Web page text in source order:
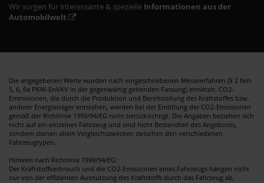
Wir sorgen für interessante & spezielle Informationen aus der
Automobilwelt
Die angegebenen Werte wurden nach vorgeschriebenen Messverfahren (§ 2 Nrn.
5, 6, 6a PKW-EnVKV in der gegenwärtig geltenden Fassung) ermittelt. CO2-
Emmisionen, die durch die Produktion und Bereitstellung des Kraftstoffes bzw.
anderer Energieträger entstehen, werden bei der Emittlung der CO2-Emissionen
gemäß der Richtlinie 1999/94/EG nicht berücksichtigt. Die Angaben beziehen sich
nicht auf ein einzelnes Fahrzeug und sind nicht Bestandteil des Angebotes,
sondern dienen allein Vergleichszwecken zwischen den verschiedenen
Fahrzeugtypen.
Hinweis nach Richtlinie 1999/94/EG:
Der Kraftstoffverbrauch und die CO2-Emissionen eines Fahrzeugs hängen nicht
nur von der effizienten Ausnutzung des Kraftstoffs durch das Fahrzeug ab,